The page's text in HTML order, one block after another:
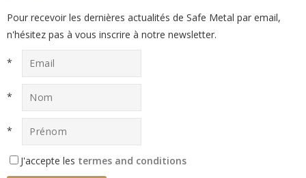
Pour recevoir les dernières actualités de Safe Metal par email,
n'hésitez pas à vous inscrire à notre newsletter.
*
*
*
J'accepte les termes and conditions